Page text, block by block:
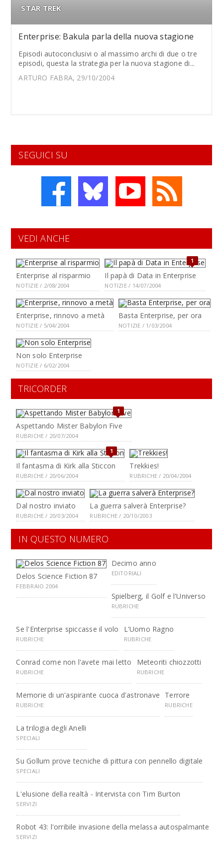
STAR TREK
Enterprise: Bakula parla della nuova stagione
Episodi autoconclusivi o al massimo archi di due o tre
episodi, questa la strategia per la nuova stagione di...
ARTURO FABRA, 29/10/2004
SEGUICI SU
VEDI ANCHE
Enterprise al risparmio
NOTIZIE / 2/08/2004
1
Il papà di Data in Enterprise
NOTIZIE / 14/07/2004
Enterprise, rinnovo a metà
NOTIZIE / 5/04/2004
Basta Enterprise, per ora
NOTIZIE / 1/03/2004
Non solo Enterprise
NOTIZIE / 6/02/2004
TRICORDER
1
Aspettando Mister Babylon Five
RUBRICHE / 20/07/2004
1
Il fantasma di Kirk alla Sticcon
RUBRICHE / 20/06/2004
Trekkies!
RUBRICHE / 20/04/2004
Dal nostro inviato
RUBRICHE / 20/03/2004
La guerra salverà Enterprise?
RUBRICHE / 20/10/2003
IN QUESTO NUMERO
Delos Science Fiction 87
FEBBRAIO 2004
Decimo anno
EDITORIALI
Spielberg, il Golf e l'Universo
RUBRICHE
Se l'Enterprise spiccasse il volo
RUBRICHE
L'Uomo Ragno
RUBRICHE
Conrad come non l'avete mai letto
RUBRICHE
Meteoriti chiozzotti
RUBRICHE
Memorie di un'aspirante cuoca d'astronave
RUBRICHE
Terrore
RUBRICHE
La trilogia degli Anelli
SPECIALI
Su Gollum prove tecniche di pittura con pennello digitale
SPECIALI
L'elusione della realtà - Intervista con Tim Burton
SERVIZI
Robot 43: l'orribile invasione della melassa autospalmante
SERVIZI